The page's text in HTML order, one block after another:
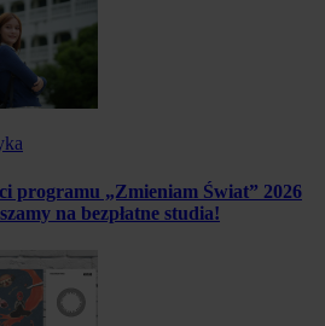
programu „Zmieniam Świat” 2026
na bezpłatne studia!